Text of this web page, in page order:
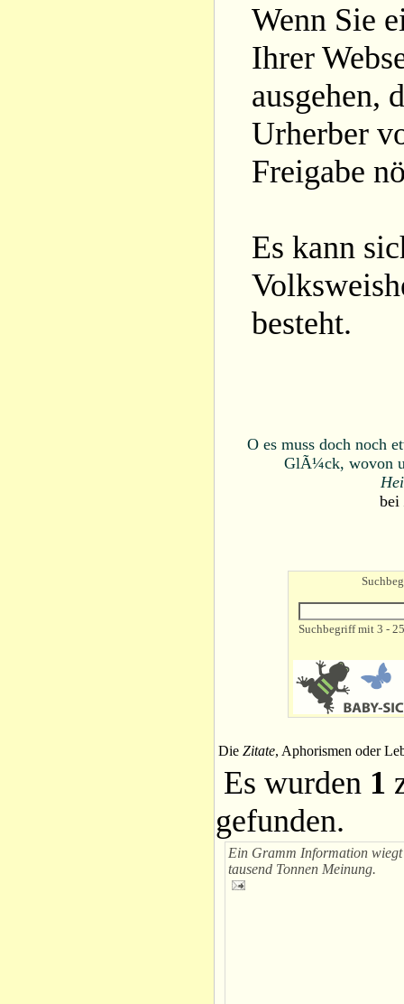
Wenn Sie
Ihrer
ausgehen,
Urherber
Freigabe
Es kann
besteht.
O es muss doch noch
GlÃ¼ck, wovon
bei
Suchbegriff mit 3 -
Die Zitate, Aphorismen oder
Es wurden 1
gefunden.
Ein Gramm Information wiegt
tausend Tonnen Meinung.